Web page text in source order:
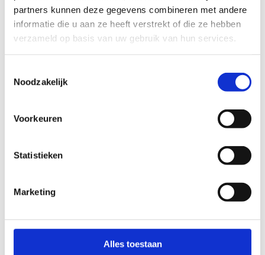
partners kunnen deze gegevens combineren met andere
informatie die u aan ze heeft verstrekt of die ze hebben
verzameld op basis van uw gebruik van hun services.
Noodzakelijk
Voorkeuren
Statistieken
Marketing
Alles toestaan
Sport Vlaanderen mag mij in de toekomst
Sport Vlaanderen mag langskomen in onze